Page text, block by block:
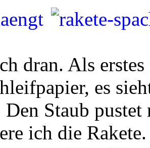
dran. Als
es
Den Staub
ich die